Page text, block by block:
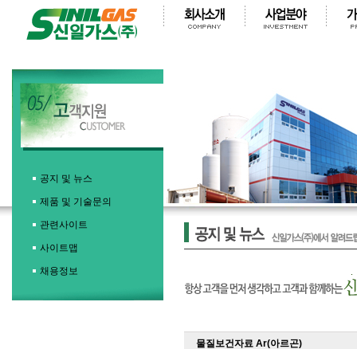
공지 및 뉴스
제품 및 기술문의
관련사이트
사이트맵
채용정보
물질보건자료 Ar(아르곤)